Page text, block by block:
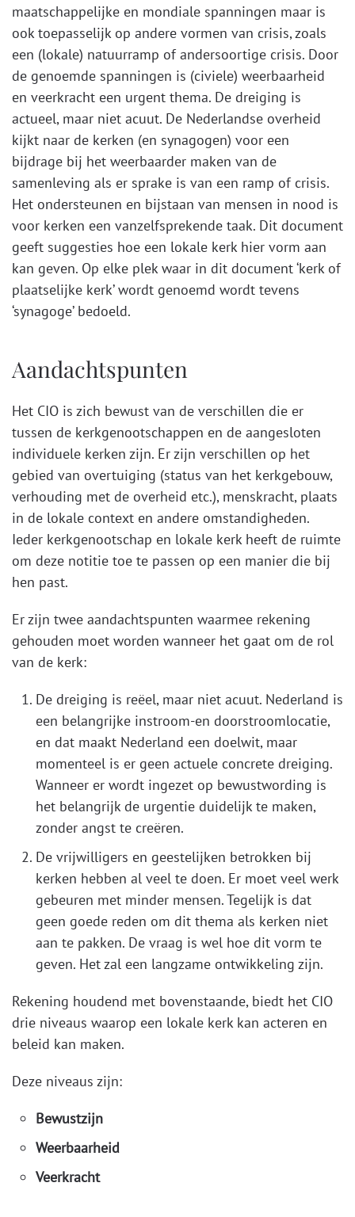
maatschappelijke en mondiale spanningen maar is
ook toepasselijk op andere vormen van crisis, zoals
een (lokale) natuurramp of andersoortige crisis. Door
de genoemde spanningen is (civiele) weerbaarheid
en veerkracht een urgent thema. De dreiging is
actueel, maar niet acuut. De Nederlandse overheid
kijkt naar de kerken (en synagogen) voor een
bijdrage bij het weerbaarder maken van de
samenleving als er sprake is van een ramp of crisis.
Het ondersteunen en bijstaan van mensen in nood is
voor kerken een vanzelfsprekende taak. Dit document
geeft suggesties hoe een lokale kerk hier vorm aan
kan geven. Op elke plek waar in dit document ‘kerk of
plaatselijke kerk’ wordt genoemd wordt tevens
‘synagoge’ bedoeld.
Aandachtspunten
Het CIO is zich bewust van de verschillen die er
tussen de kerkgenootschappen en de aangesloten
individuele kerken zijn. Er zijn verschillen op het
gebied van overtuiging (status van het kerkgebouw,
verhouding met de overheid etc.), menskracht, plaats
in de lokale context en andere omstandigheden.
Ieder kerkgenootschap en lokale kerk heeft de ruimte
om deze notitie toe te passen op een manier die bij
hen past.
Er zijn twee aandachtspunten waarmee rekening
gehouden moet worden wanneer het gaat om de rol
van de kerk:
De dreiging is reëel, maar niet acuut. Nederland is
een belangrijke instroom-en doorstroomlocatie,
en dat maakt Nederland een doelwit, maar
momenteel is er geen actuele concrete dreiging.
Wanneer er wordt ingezet op bewustwording is
het belangrijk de urgentie duidelijk te maken,
zonder angst te creëren.
De vrijwilligers en geestelijken betrokken bij
kerken hebben al veel te doen. Er moet veel werk
gebeuren met minder mensen. Tegelijk is dat
geen goede reden om dit thema als kerken niet
aan te pakken. De vraag is wel hoe dit vorm te
geven. Het zal een langzame ontwikkeling zijn.
Rekening houdend met bovenstaande, biedt het CIO
drie niveaus waarop een lokale kerk kan acteren en
beleid kan maken.
Deze niveaus zijn:
Bewustzijn
Weerbaarheid
Veerkracht